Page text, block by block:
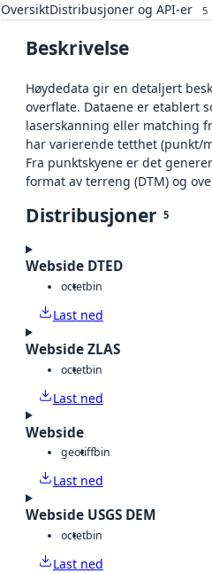
OversiktDistribusjoner og API-er 5
Beskrivelse
Høydedata gir en detaljert
overflate. Dataene er etablert
laserskanning eller matching
har varierende tetthet (punkt/
Fra punktskyene er det
format av terreng (DTM) og
Distribusjoner 5
Webside DTED
octetbin
Last ned
Webside ZLAS
octetbin
Last ned
Webside
geotiffbin
Last ned
Webside USGS DEM
octetbin
Last ned